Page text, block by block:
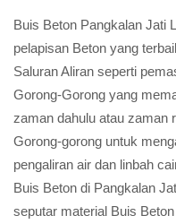
Buis Beton Pangkalan Jati
pelapisan Beton yang
Saluran Aliran seperti
Gorong-Gorong yang
zaman dahulu atau zaman
Gorong-gorong untuk
pengaliran air dan linbah
Buis Beton di Pangkalan
seputar material Buis